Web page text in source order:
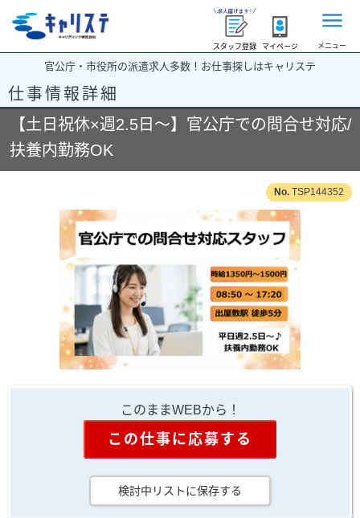
スタッフ登録 マイページ メニュー
官公庁・市役所の派遣求人多数！お仕事探しはキャリステ
仕事情報詳細
【土日祝休×週2.5日～】官公庁での問合せ対応/
扶養内勤務OK
TSP144352
このままWEBから！
この仕事に応募する
検討中リストに保存する